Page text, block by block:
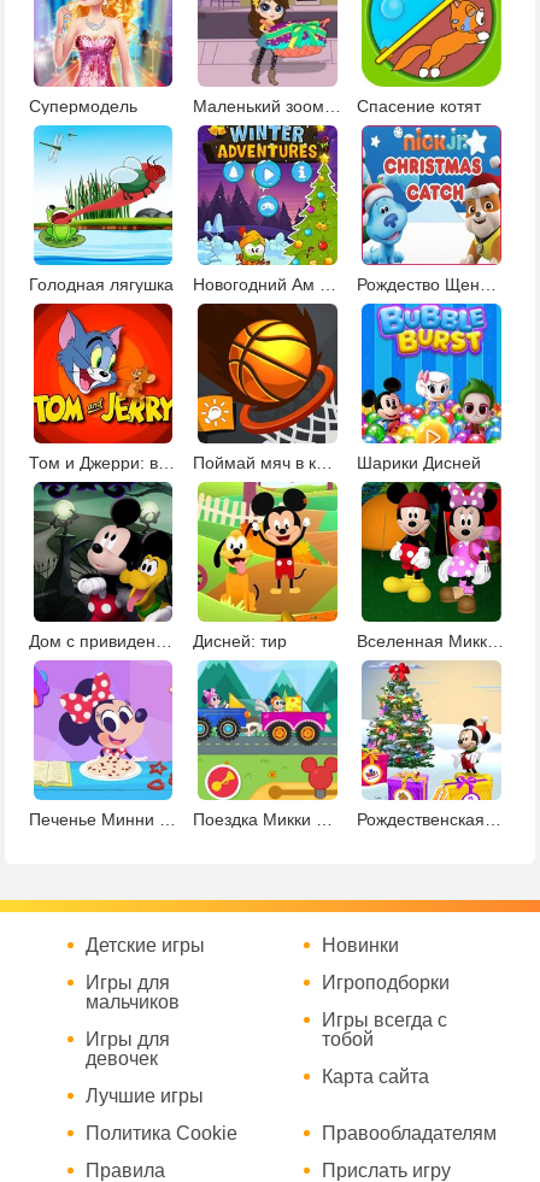
Супермодель Спасение котят
Голодная лягушка
Том и Джерри: в чем же подвох Поймай мяч в корзину Шарики Дисней
Дисней: тир Вселенная Микки и Минни Маус
Детские игры
Игры для
мальчиков
Игры для
девочек
Лучшие игры
Новинки
Игроподборки
Игры всегда с
тобой
Карта сайта
Политика Cookie
Правила
Правообладателям
Прислать игру